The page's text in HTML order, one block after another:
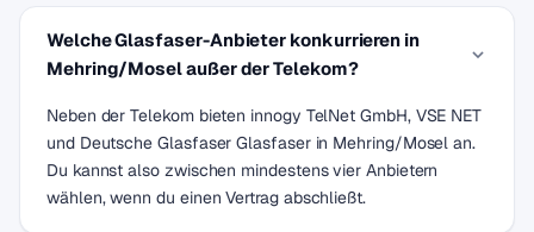
Welche Glasfaser-Anbieter konkurrieren in
Mehring/Mosel außer der Telekom?
Neben der Telekom bieten innogy TelNet GmbH, VSE NET
und Deutsche Glasfaser Glasfaser in Mehring/Mosel an.
Du kannst also zwischen mindestens vier Anbietern
wählen, wenn du einen Vertrag abschließt.